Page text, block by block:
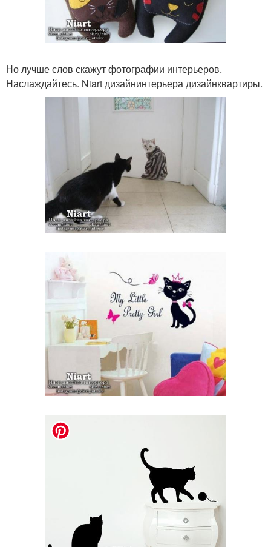
Но лучше слов скажут фотографии интерьеров.
Наслаждайтесь. Niart дизайнинтерьера дизайнквартиры.